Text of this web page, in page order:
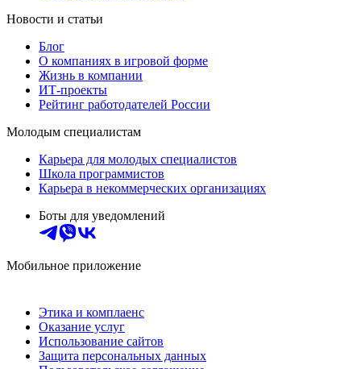
Новости и статьи
Блог
О компаниях в игровой форме
Жизнь в компании
ИТ-проекты
Рейтинг работодателей России
Молодым специалистам
Карьера для молодых специалистов
Школа программистов
Карьера в некоммерческих организациях
Боты для уведомлений
Мобильное приложение
Этика и комплаенс
Оказание услуг
Использование сайтов
Защита персональных данных